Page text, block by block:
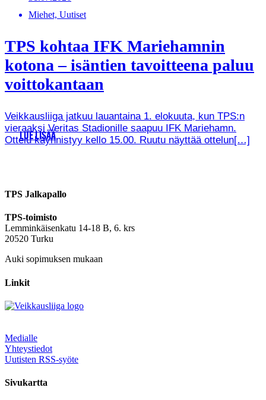
Miehet, Uutiset
TPS kohtaa IFK Mariehamnin
kotona – isäntien tavoitteena paluu
voittokantaan
Veikkausliiga jatkuu lauantaina 1. elokuuta, kun TPS:n
vieraaksi Veritas Stadionille saapuu IFK Mariehamn.
Ottelu käynnistyy kello 15.00. Ruutu näyttää ottelun[…]
LUE LISÄÄ
TPS Jalkapallo
TPS-toimisto
Lemminkäisenkatu 14-18 B, 6. krs
20520 Turku
Auki sopimuksen mukaan
Linkit
Medialle
Yhteystiedot
Uutisten RSS-syöte
Sivukartta